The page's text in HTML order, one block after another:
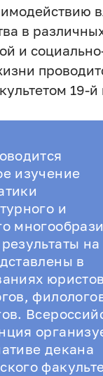
в
и
19-й
изучение
и
на
в
декана